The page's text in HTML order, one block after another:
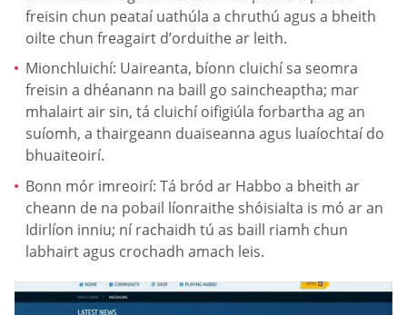
freisin chun peataí uathúla a chruthú agus a bheith
oilte chun freagairt d’orduithe ar leith.
Mionchluichí: Uaireanta, bíonn cluichí sa seomra
freisin a dhéanann na baill go saincheaptha; mar
mhalairt air sin, tá cluichí oifigiúla forbartha ag an
suíomh, a thairgeann duaiseanna agus luaíochtaí do
bhuaiteoirí.
Bonn mór imreoirí: Tá bród ar Habbo a bheith ar
cheann de na pobail líonraithe shóisialta is mó ar an
Idirlíon inniu; ní rachaidh tú as baill riamh chun
labhairt agus crochadh amach leis.